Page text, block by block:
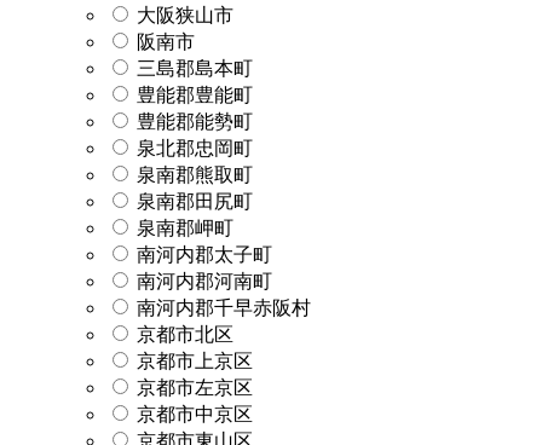
大阪狭山市
阪南市
三島郡島本町
豊能郡豊能町
豊能郡能勢町
泉北郡忠岡町
泉南郡熊取町
泉南郡田尻町
泉南郡岬町
南河内郡太子町
南河内郡河南町
南河内郡千早赤阪村
京都市北区
京都市上京区
京都市左京区
京都市中京区
京都市東山区